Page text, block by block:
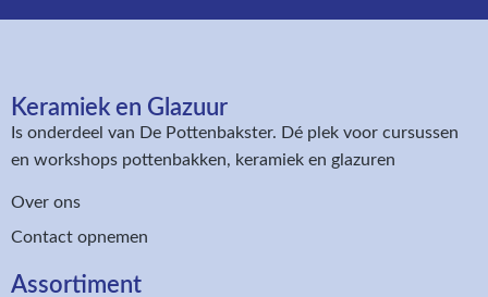
Keramiek en Glazuur​
Is onderdeel van De Pottenbakster. Dé plek voor cursussen
en workshops pottenbakken, keramiek en glazuren
Over ons
Contact opnemen
Assortiment​